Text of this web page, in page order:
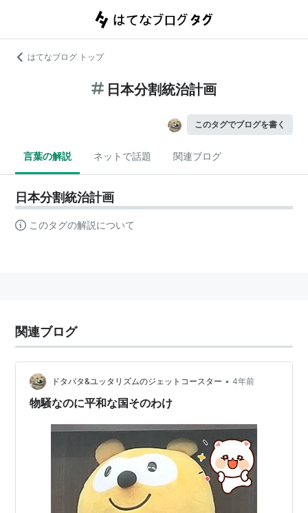
はてなブログ トップ
日本分割統治計画
このタグでブログを書く
言葉の解説 ネットで話題 関連ブログ
日本分割統治計画
このタグの解説について
関連ブログ
ドタバタ&ユッタリズムのジェットコースター • 4年前
物騒なのに平和な国そのわけ